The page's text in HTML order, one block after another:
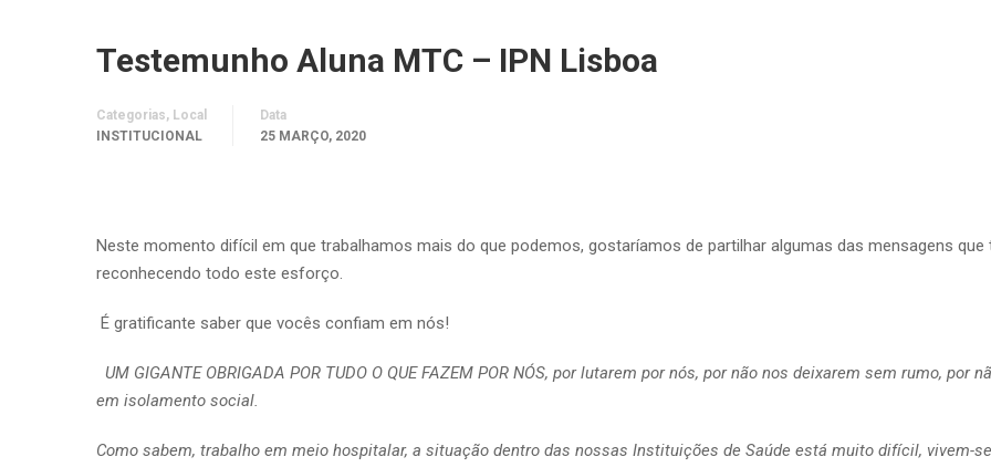
Testemunho Aluna MTC – IPN Lisboa
Categorias, Local
INSTITUCIONAL
Data
25 MARÇO, 2020
Neste momento difícil em que trabalhamos mais do que podemos, gostaríamos de partilhar algumas das mensagens
reconhecendo todo este esforço.
É gratificante saber que vocês confiam em nós!
UM GIGANTE OBRIGADA POR TUDO O QUE FAZEM POR NÓS, por lutarem por nós, por não nos deixarem sem rumo,
em isolamento social.
Como sabem, trabalho em meio hospitalar, a situação dentro das nossas Instituições de Saúde está muito difícil, vivem-